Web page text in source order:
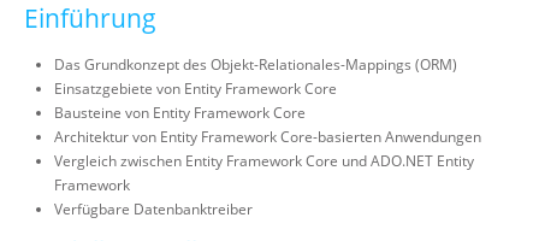
Einführung
Das Grundkonzept des Objekt-Relationales-Mappings (ORM)
Einsatzgebiete von Entity Framework Core
Bausteine von Entity Framework Core
Architektur von Entity Framework Core-basierten Anwendungen
Vergleich zwischen Entity Framework Core und ADO.NET Entity
Framework
Verfügbare Datenbanktreiber